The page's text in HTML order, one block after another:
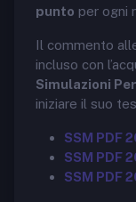
punto per ogni
Il commento
incluso con
Simulazioni
iniziare il suo
SSM PDF
SSM PDF
SSM PDF